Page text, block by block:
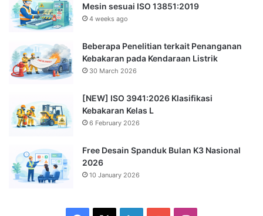
Mesin sesuai ISO 13851:2019
4 weeks ago
Beberapa Penelitian terkait Penanganan
Kebakaran pada Kendaraan Listrik
30 March 2026
[NEW] ISO 3941:2026 Klasifikasi
Kebakaran Kelas L
6 February 2026
Free Desain Spanduk Bulan K3 Nasional
2026
10 January 2026